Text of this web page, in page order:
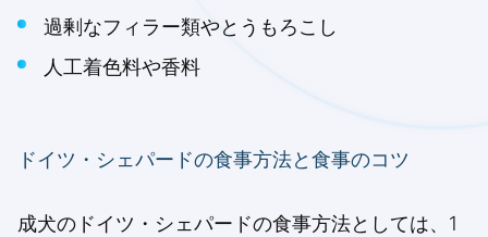
過剰なフィラー類やとうもろこし
人工着色料や香料
ドイツ・シェパードの食事方法と食事のコツ
成犬のドイツ・シェパードの食事方法としては、1